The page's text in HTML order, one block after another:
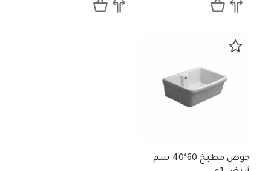
حوض مطبخ 60*40 سم